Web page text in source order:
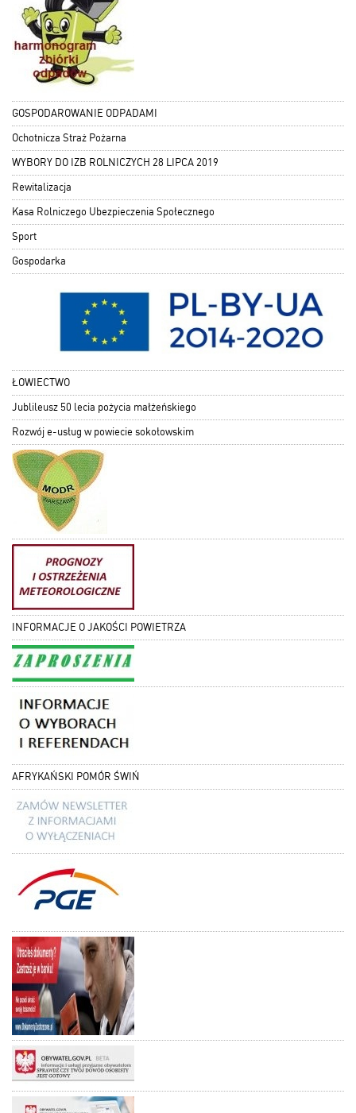
GOSPODAROWANIE ODPADAMI
Ochotnicza Straż Pożarna
WYBORY DO IZB ROLNICZYCH 28 LIPCA 2019
Rewitalizacja
Kasa Rolniczego Ubezpieczenia Społecznego
Sport
Gospodarka
ŁOWIECTWO
Jublileusz 50 lecia pożycia małżeńskiego
Rozwój e-usług w powiecie sokołowskim
INFORMACJE O JAKOŚCI POWIETRZA
AFRYKAŃSKI POMÓR ŚWIŃ